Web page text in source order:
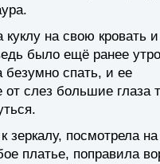
на свою кровать
было ещё ранее
безумно спать, и ее
от слез большие глаза
зеркалу, посмотрела
платье, поправила